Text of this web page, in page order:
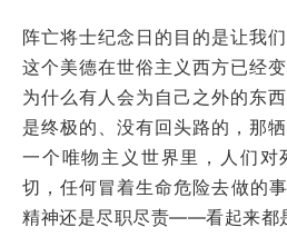
阵亡将士纪念日的目的是让我
这个美德在世俗主义西方已经
为什么有人会为自己之外的东
是终极的、没有回头路的，那
一个唯物主义世界里，人们对
切，任何冒着生命危险去做的
精神还是尽职尽责——看起来都